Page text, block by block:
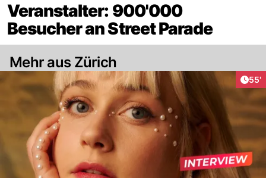
Veranstalter: 900'000
Besucher an Street Parade
Mehr aus Zürich
55'